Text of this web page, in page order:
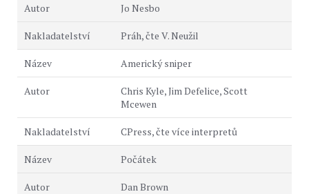
Jo Nesbo
Práh, čte V. Neužil
Americký sniper
Chris Kyle, Jim Defelice, Scott
Mcewen
CPress, čte více interpretů
Počátek
Dan Brown